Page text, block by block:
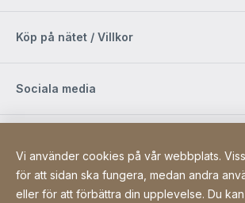
Köp på nätet / Villkor
Sociala media
Site Web
[Website information]
Sitemap
Vi använder cookies på vår webbplats.
för att sidan ska fungera, medan andra
eller för att förbättra din upplevelse. Du